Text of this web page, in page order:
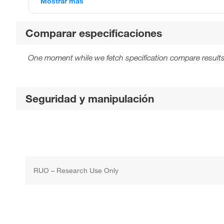
Comparar especificaciones
One moment while we fetch specification compare
Seguridad y manipulación
RUO – Research Use Only